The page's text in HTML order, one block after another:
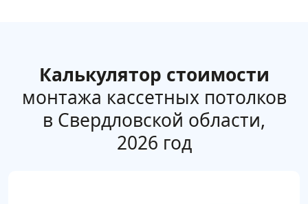
Калькулятор стоимости
монтажа кассетных потолков
в Свердловской области,
2026 год